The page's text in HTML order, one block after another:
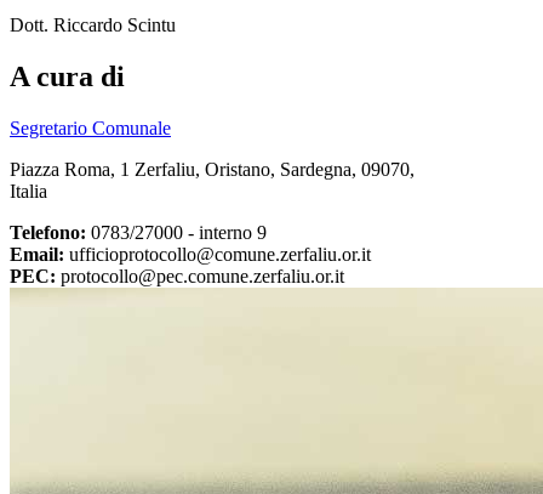
Dott. Riccardo Scintu
A cura di
Segretario Comunale
Piazza Roma, 1 Zerfaliu, Oristano, Sardegna, 09070,
Italia
Telefono: 0783/27000 - interno 9
Email: ufficioprotocollo@comune.zerfaliu.or.it
PEC: protocollo@pec.comune.zerfaliu.or.it